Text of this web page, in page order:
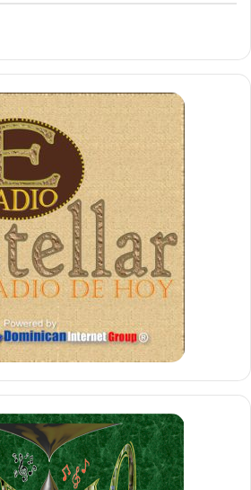
ha logrado concitar la unificación
de Perth Amboy en torno a su
de manera conjunta, las acciones
realizar los cambios y las
este lugar en el corto,
y así recobrar su sitial de
plasmadas las esperanzas en el
a que confían en su trabajo, porque
pasos firmes en las diversas
ya que todas sus
en grandes beneficios para la
ha desarrollado una gama de
que han beneficiado desde la
jóvenes, las mujeres y los
hombres de negocio del lugar.